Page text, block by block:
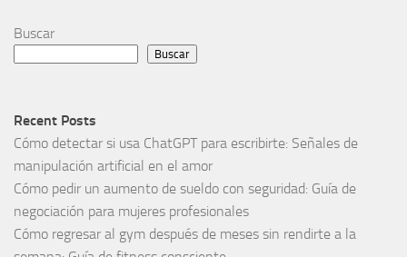
Buscar
Buscar
Recent Posts
Cómo detectar si usa ChatGPT para escribirte: Señales de
manipulación artificial en el amor
Cómo pedir un aumento de sueldo con seguridad: Guía de
negociación para mujeres profesionales
Cómo regresar al gym después de meses sin rendirte a la